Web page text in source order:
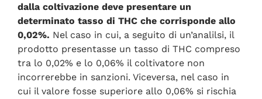
dalla coltivazione deve presentare un
determinato tasso di THC che corrisponde allo
0,02%. Nel caso in cui, a seguito di un’analilsi, il
prodotto presentasse un tasso di THC compreso
tra lo 0,02% e lo 0,06% il coltivatore non
incorrerebbe in sanzioni. Viceversa, nel caso in
cui il valore fosse superiore allo 0,06% si rischia